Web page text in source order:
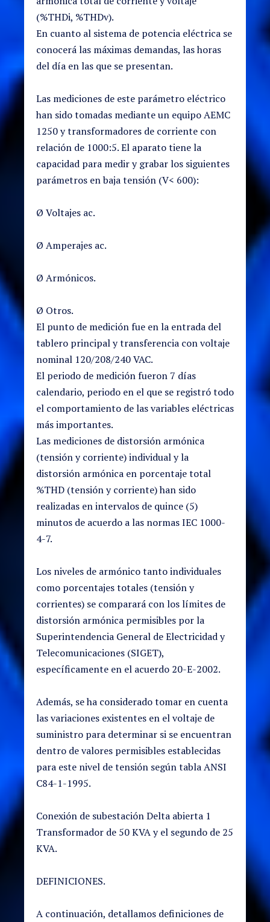
(%THDi, %THDv).
En cuanto al sistema de potencia eléctrica se
conocerá las máximas demandas, las horas
del día en las que se presentan.
Las mediciones de este parámetro eléctrico
han sido tomadas mediante un equipo AEMC
1250 y transformadores de corriente con
relación de 1000:5. El aparato tiene la
capacidad para medir y grabar los siguientes
parámetros en baja tensión (V< 600):
Ø Voltajes ac.
Ø Amperajes ac.
Ø Armónicos.
Ø Otros.
El punto de medición fue en la entrada del
tablero principal y transferencia con voltaje
nominal 120/208/240 VAC.
El periodo de medición fueron 7 días
calendario, periodo en el que se registró todo
el comportamiento de las variables eléctricas
más importantes.
Las mediciones de distorsión armónica
(tensión y corriente) individual y la
distorsión armónica en porcentaje total
%THD (tensión y corriente) han sido
realizadas en intervalos de quince (5)
minutos de acuerdo a las normas IEC 1000-
4-7.
Los niveles de armónico tanto individuales
como porcentajes totales (tensión y
corrientes) se comparará con los límites de
distorsión armónica permisibles por la
Superintendencia General de Electricidad y
Telecomunicaciones (SIGET),
específicamente en el acuerdo 20-E-2002.
Además, se ha considerado tomar en cuenta
las variaciones existentes en el voltaje de
suministro para determinar si se encuentran
dentro de valores permisibles establecidas
para este nivel de tensión según tabla ANSI
C84-1-1995.
Conexión de subestación Delta abierta 1
Transformador de 50 KVA y el segundo de 25
KVA.
DEFINICIONES.
A continuación, detallamos definiciones de